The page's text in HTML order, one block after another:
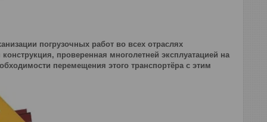
погрузочных работ во всех отраслях
проверенная многолетней эксплуатацией на
перемещения этого транспортёра с этим